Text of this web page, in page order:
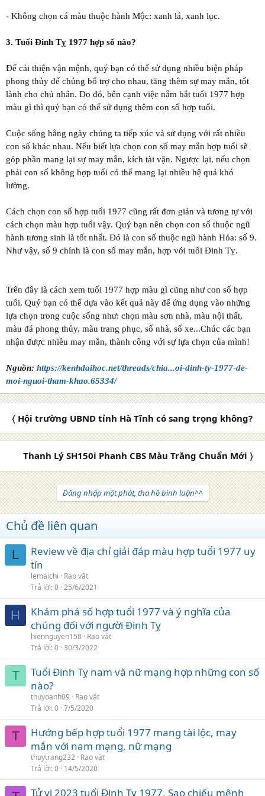
- Không chọn cá màu thuộc hành Mộc: xanh lá, xanh lục.
3. Tuổi Đinh Tỵ 1977 hợp số nào?
Để cải thiện vận mệnh, quý bạn có thể sử dụng nhiều biện pháp
phong thủy để chúng bổ trợ cho nhau, tăng thêm sự may mắn, tốt
lành cho chủ nhân. Do đó, bên cạnh việc nắm bắt tuổi 1977 hợp
màu gì thì quý bạn có thể sử dụng thêm con số hợp tuổi.
Cuộc sống hằng ngày chúng ta tiếp xúc và sử dụng với rất nhiều
con số khác nhau. Nếu biết lựa chọn con số may mắn hợp tuổi sẽ
góp phần mang lại sự may mắn, kích tài vận. Ngược lại, nếu chọn
phải con số không hợp tuổi có thể mang lại nhiều hệ quả khó
lường.
Cách chọn con số hợp tuổi 1977 cũng rất đơn giản và tương tự với
cách chọn màu hợp tuổi vậy. Quý bạn nên chọn con số thuộc ngũ
hành tương sinh là tốt nhất. Đó là con số thuộc ngũ hành Hỏa: số 9.
Như vậy, số 9 chính là con số may mắn, hợp với tuổi Đinh Tỵ.
Trên đây là cách xem tuổi 1977 hợp màu gì cũng như con số hợp
tuổi. Quý bạn có thể dựa vào kết quả này để ứng dụng vào những
lựa chọn trong cuộc sống như: chọn màu sơn nhà, màu nội thất,
màu đá phong thủy, màu trang phục, số nhà, số xe...Chúc các bạn
nhận được nhiều may mắn, thành công với sự lựa chọn của mình!
Nguồn: https://kenhdaihoc.net/threads/chia...oi-dinh-ty-1977-de-
moi-nguoi-tham-khao.65334/
〈 Hội trường UBND tỉnh Hà Tĩnh có sang trọng không?
Thanh Lý SH150i Phanh CBS Màu Trắng Chuẩn Mới 〉
Đăng nhập một phát, tha hồ bình luận^^
Chủ đề liên quan
L
Review về địa chỉ giải đáp màu hợp tuổi 1977 uy
tín
lemaichi
Rao vặt
Trả lời 0 25/6/2021
H
Khám phá số hợp tuổi 1977 và ý nghĩa của
chúng đối với người Đinh Tỵ
hiennguyen158 Rao vặt
Trả lời 0 30/3/2022
T
Tuổi Đinh Tỵ nam và nữ mạng hợp những con số
nào?
thuyoanh09
Rao vặt
Trả lời 0 7/5/2020
T
Hướng bếp hợp tuổi 1977 mang tài lộc, may
mắn với nam mạng, nữ mạng
thuytrang232 Rao vặt
Trả lời 0 14/5/2020
Tử vi 2023 tuổi Đinh Tỵ 1977, Sao chiếu mệnh